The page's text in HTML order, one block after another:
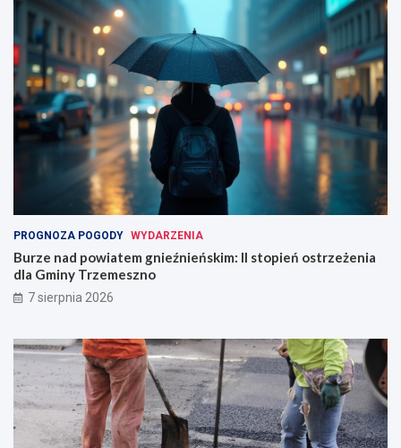
PROGNOZA POGODY WYDARZENIA
Burze nad powiatem gnieźnieńskim: II stopień ostrzeżenia
dla Gminy Trzemeszno
7 sierpnia 2026